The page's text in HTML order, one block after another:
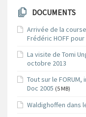
DOCUMENTS
Arrivée de la
Frédéric HOFF pour
La visite de Tomi
octobre 2013
Tout sur le
Doc 2005 (5 MB)
Waldighoffen dans